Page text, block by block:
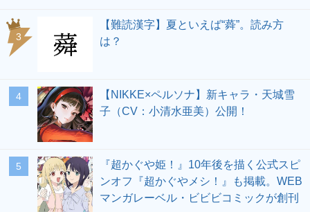
3
【難読漢字】夏といえば“蕣”。読み方
は？
4
【NIKKE×ペルソナ】新キャラ・天城雪
子（CV：小清水亜美）公開！
5
『超かぐや姫！』10年後を描く公式スピ
ンオフ『超かぐやメシ！』も掲載。WEB
マンガレーベル・ビビビコミックが創刊